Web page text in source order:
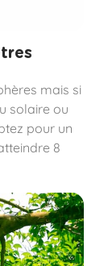
mais si
solaire ou
pour un
8